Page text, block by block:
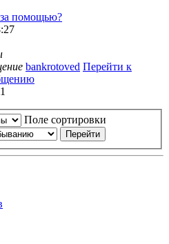
помощью?
bankrotoved Перейти к
Поле сортировки